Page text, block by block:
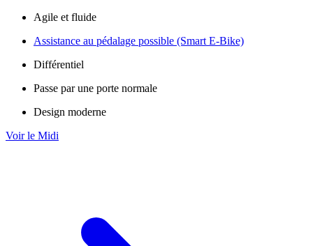
Agile et fluide
Assistance au pédalage possible (Smart E-Bike)
Différentiel
Passe par une porte normale
Design moderne
Voir le Midi